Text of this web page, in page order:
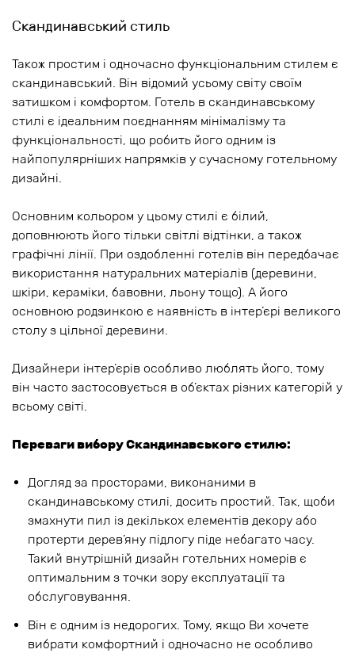
Скандинавський стиль
Також простим і одночасно функціональним стилем є
скандинавський. Він відомий усьому світу своїм
затишком і комфортом. Готель в скандинавському
стилі є ідеальним поєднанням мінімалізму та
функціональності, що робить його одним із
найпопулярніших напрямків у сучасному готельному
дизайні.
Основним кольором у цьому стилі є білий,
доповнюють його тільки світлі відтінки, а також
графічні лінії. При оздобленні готелів він передбачає
використання натуральних матеріалів (деревини,
шкіри, кераміки, бавовни, льону тощо). А його
основною родзинкою є наявність в інтер’єрі великого
столу з цільної деревини.
Дизайнери інтер’єрів особливо люблять його, тому
він часто застосовується в об’єктах різних категорій у
всьому світі.
Переваги вибору Скандинавського стилю:
Догляд за просторами, виконаними в
скандинавському стилі, досить простий. Так, щоби
змахнути пил із декількох елементів декору або
протерти дерев’яну підлогу піде небагато часу.
Такий внутрішній дизайн готельних номерів є
оптимальним з точки зору експлуатації та
обслуговування.
Він є одним із недорогих. Тому, якщо Ви хочете
вибрати комфортний і одночасно не особливо